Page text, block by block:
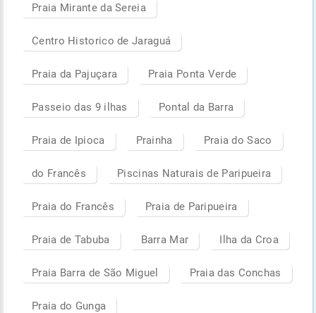
Praia Mirante da Sereia
Centro Historico de Jaraguá
Praia da Pajuçara Praia Ponta Verde
Passeio das 9 ilhas Pontal da Barra
Praia de Ipioca Prainha Praia do Saco
do Francês Piscinas Naturais de Paripueira
Praia do Francês Praia de Paripueira
Praia de Tabuba Barra Mar Ilha da Croa
Praia Barra de São Miguel Praia das Conchas
Praia do Gunga